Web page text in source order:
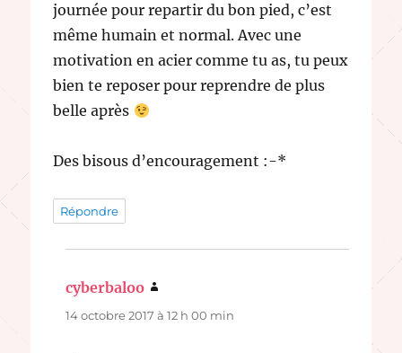
journée pour repartir du bon pied, c’est
même humain et normal. Avec une
motivation en acier comme tu as, tu peux
bien te reposer pour reprendre de plus
belle après
Des bisous d’encouragement :-*
Répondre
cyberbaloo
14 octobre 2017 à 12 h 00 min